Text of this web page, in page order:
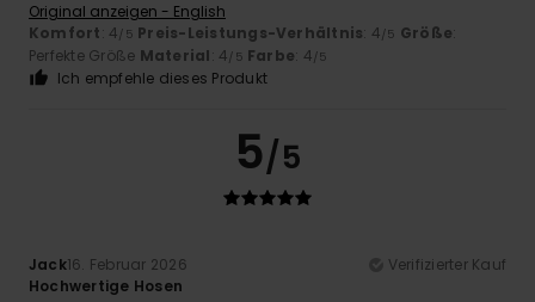
Original anzeigen - English
Komfort: 4/5 Preis-Leistungs-Verhältnis: 4/5 Größe:
Perfekte Größe Material: 4/5 Farbe: 4/5
Ich empfehle dieses Produkt
5/5
Jack16. Februar 2026
Verifizierter Kauf
Hochwertige Hosen